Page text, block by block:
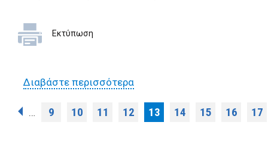
Εκτύπωση
Διαβάστε περισσότεραγια Πρόσκληση εκδήλωσης
"Προμήθεια γραφικής ύλης,
Σελίδες
… 9 10 11 12 13 14 15 16 17